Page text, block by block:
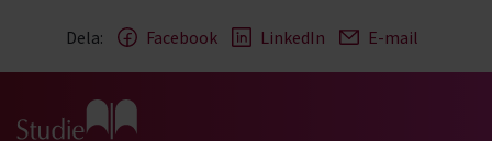
Dela: Facebook LinkedIn E-mail
Gå till studiefrämjandets startsida